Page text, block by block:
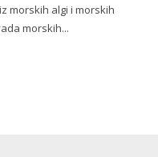
morskih algi i morskih
morskih...